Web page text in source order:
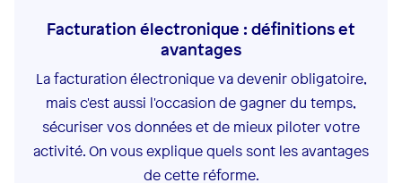
Facturation électronique : définitions et
avantages
La facturation électronique va devenir obligatoire,
mais c'est aussi l'occasion de gagner du temps,
sécuriser vos données et de mieux piloter votre
activité. On vous explique quels sont les avantages
de cette réforme.